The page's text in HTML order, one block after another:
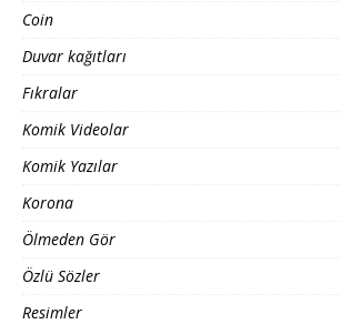
Coin
Duvar kağıtları
Fıkralar
Komik Videolar
Komik Yazılar
Korona
Ölmeden Gör
Özlü Sözler
Resimler